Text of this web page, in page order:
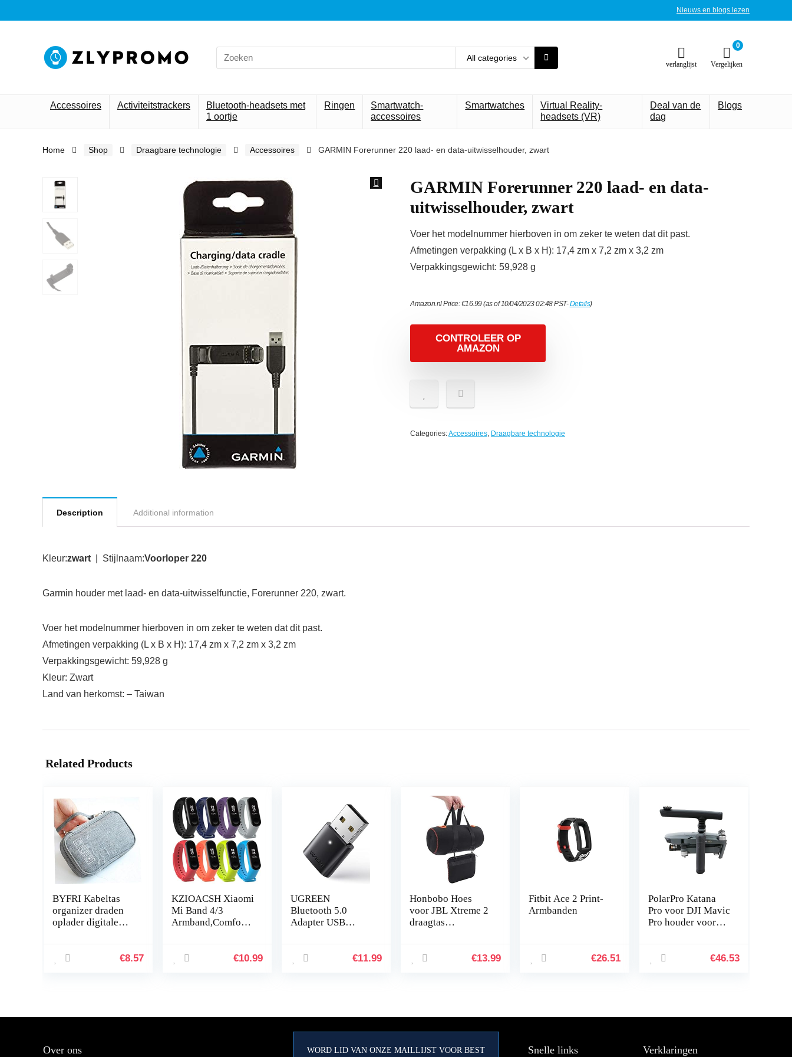
Nieuws en blogs lezen
Search
for:
All categories
verlanglijst
0
Vergelijken
Accessoires Activiteitstrackers
Bluetooth-headsets met
1 oortje
Ringen
Smartwatch-
accessoires
Smartwatches
Virtual Reality-
headsets (VR)
Deal van de
dag
Blogs
Home Shop Draagbare technologie Accessoires GARMIN Forerunner 220 laad- en data-uitwisselhouder, zwart
GARMIN Forerunner 220 laad- en data-
uitwisselhouder, zwart
Voer het modelnummer hierboven in om zeker te weten dat dit past.
Afmetingen verpakking (L x B x H): 17,4 zm x 7,2 zm x 3,2 zm
Verpakkingsgewicht: 59,928 g
Amazon.nl Price:€16.99(as of 10/04/2023 02:48 PST-Details)
CONTROLEER OP
AMAZON
Categories:Accessoires, Draagbare technologie
Description Additional information
Kleur:zwart | Stijlnaam:Voorloper 220
Garmin houder met laad- en data-uitwisselfunctie, Forerunner 220, zwart.
Voer het modelnummer hierboven in om zeker te weten dat dit past.
Afmetingen verpakking (L x B x H): 17,4 zm x 7,2 zm x 3,2 zm
Verpakkingsgewicht: 59,928 g
Kleur: Zwart
Land van herkomst: – Taiwan
Related Products
BYFRI Kabeltas
organizer draden
oplader digitale
elektronische
€8.57
KZIOACSH Xiaomi
Mi Band 4/3
Armband,Comforta
Vervangende voor
Oranje，Paarse，
€10.99
UGREEN
Bluetooth 5.0
Adapter USB
ondersteuning
€11.99
Honbobo Hoes
voor JBL Xtreme 2
draagtas
voor JBL Xtreme 2
€13.99
Fitbit Ace 2 Print-
Armbanden
€26.51
PolarPro Katana
Pro voor DJI Mavic
Pro houder voor
€46.53
Over ons WORD LID VAN ONZE MAILLIJST VOOR BEST Snelle links Verklaringen